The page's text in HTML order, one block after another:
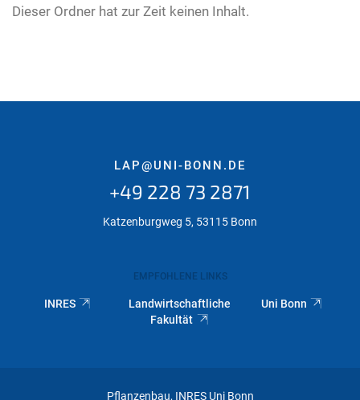
Dieser Ordner hat zur Zeit keinen Inhalt.
LAP@UNI-BONN.DE
+49 228 73 2871
Katzenburgweg 5, 53115 Bonn
EMPFOHLENE LINKS
INRES
Landwirtschaftliche
Fakultät
Uni Bonn
Pflanzenbau, INRES Uni Bonn